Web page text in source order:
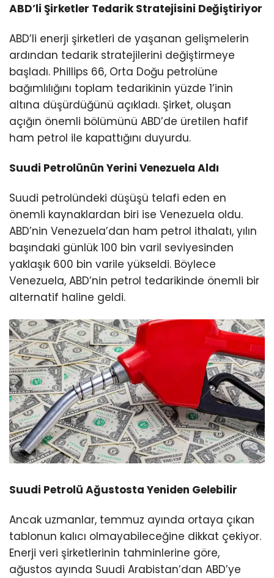
ABD’li Şirketler Tedarik Stratejisini Değiştiriyor
ABD’li enerji şirketleri de yaşanan gelişmelerin
ardından tedarik stratejilerini değiştirmeye
başladı. Phillips 66, Orta Doğu petrolüne
bağımlılığını toplam tedarikinin yüzde 1’inin
altına düşürdüğünü açıkladı. Şirket, oluşan
açığın önemli bölümünü ABD’de üretilen hafif
ham petrol ile kapattığını duyurdu.
Suudi Petrolünün Yerini Venezuela Aldı
Suudi petrolündeki düşüşü telafi eden en
önemli kaynaklardan biri ise Venezuela oldu.
ABD’nin Venezuela’dan ham petrol ithalatı, yılın
başındaki günlük 100 bin varil seviyesinden
yaklaşık 600 bin varile yükseldi. Böylece
Venezuela, ABD’nin petrol tedarikinde önemli bir
alternatif haline geldi.
Suudi Petrolü Ağustosta Yeniden Gelebilir
Ancak uzmanlar, temmuz ayında ortaya çıkan
tablonun kalıcı olmayabileceğine dikkat çekiyor.
Enerji veri şirketlerinin tahminlerine göre,
ağustos ayında Suudi Arabistan’dan ABD’ye